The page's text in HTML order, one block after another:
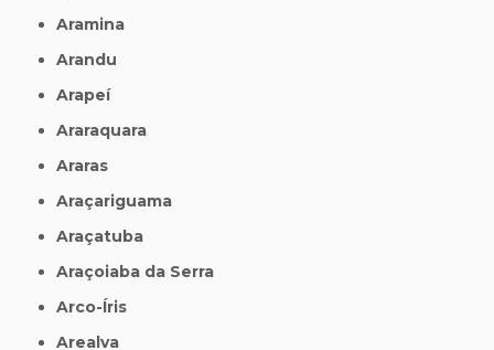
Aramina
Arandu
Arapeí
Araraquara
Araras
Araçariguama
Araçatuba
Araçoiaba da Serra
Arco-Íris
Arealva